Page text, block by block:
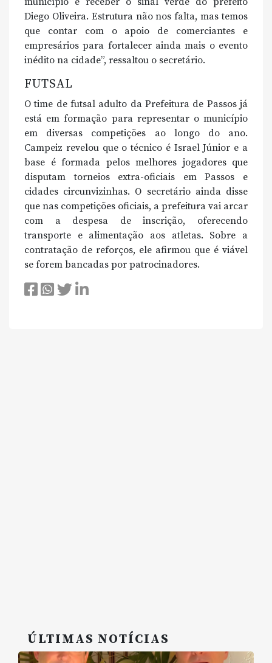
Diego Oliveira. Estrutura não nos falta, mas temos
que contar com o apoio de comerciantes e
empresários para fortalecer ainda mais o evento
inédito na cidade”, ressaltou o secretário.
FUTSAL
O time de futsal adulto da Prefeitura de Passos já
está em formação para representar o município
em diversas competições ao longo do ano.
Campeiz revelou que o técnico é Israel Júnior e a
base é formada pelos melhores jogadores que
disputam torneios extra-oficiais em Passos e
cidades circunvizinhas. O secretário ainda disse
que nas competições oficiais, a prefeitura vai arcar
com a despesa de inscrição, oferecendo
transporte e alimentação aos atletas. Sobre a
contratação de reforços, ele afirmou que é viável
se forem bancadas por patrocinadores.
ÚLTIMAS NOTÍCIAS